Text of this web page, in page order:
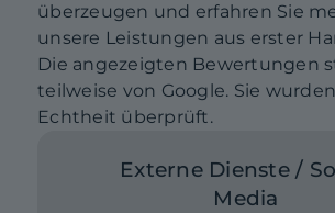
überzeugen und erfahren Sie
unsere Leistungen aus erster
Die angezeigten Bewertungen
teilweise von Google. Sie
Echtheit überprüft.
Externe Dienste /
Media